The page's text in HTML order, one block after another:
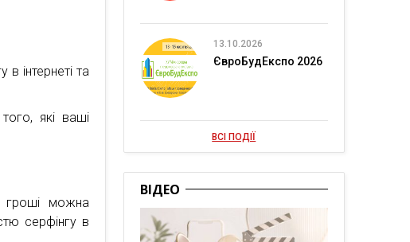
інтернеті та
які ваші
гроші можна
серфінгу в
13.10.2026
ЄвроБудЕкспо 2026
ВСІ ПОДІЇ
ВІДЕО